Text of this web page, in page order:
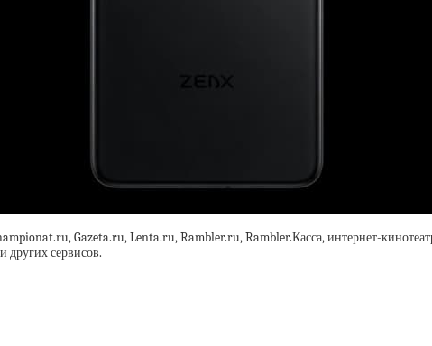
Gazeta.ru, Lenta.ru, Rambler.ru, Rambler.Касса, интернет-
других сервисов.